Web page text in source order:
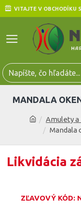
VITAJTE V OBCHODÍKU
Amulety a
Mandala
MANDALA
Likvidácia
ZĽAVOVÝ KÓD: